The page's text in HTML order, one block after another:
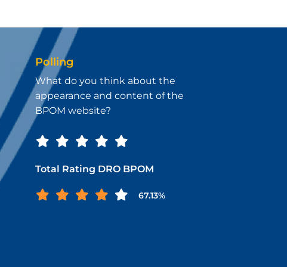
Polling
What do you think about the
appearance and content of the
BPOM website?
Total Rating DRO BPOM
67.13%